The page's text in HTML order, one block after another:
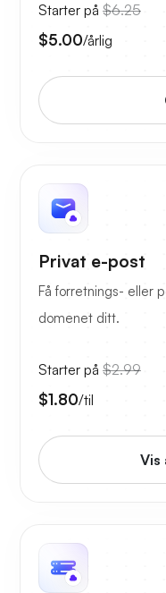
Starter på $6.25
$5.00/årlig
Privat e-post
Få forretnings- eller
domenet ditt.
Starter på $2.99
$1.80/til
Vis